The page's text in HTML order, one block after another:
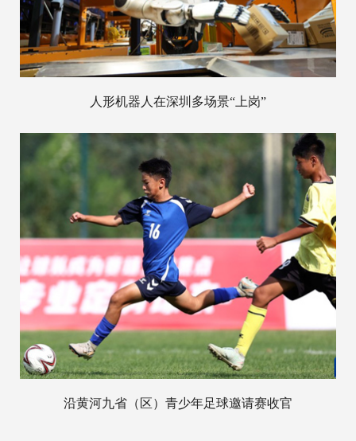
人形机器人在深圳多场景“上岗”
沿黄河九省（区）青少年足球邀请赛收官